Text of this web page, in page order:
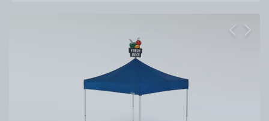
Previous
Next